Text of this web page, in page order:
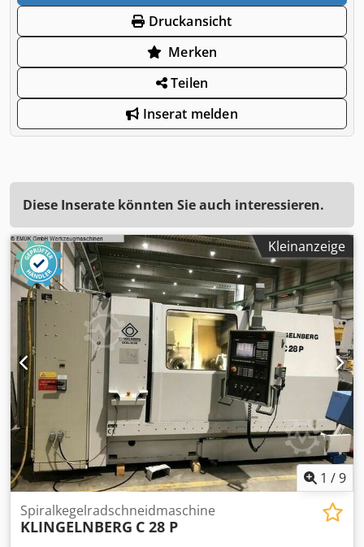
Druckansicht
Merken
Teilen
Inserat melden
Diese Inserate könnten Sie auch interessieren.
Kleinanzeige
1 /9
Spiralkegelradschneidmaschine
KLINGELNBERG C 28 P